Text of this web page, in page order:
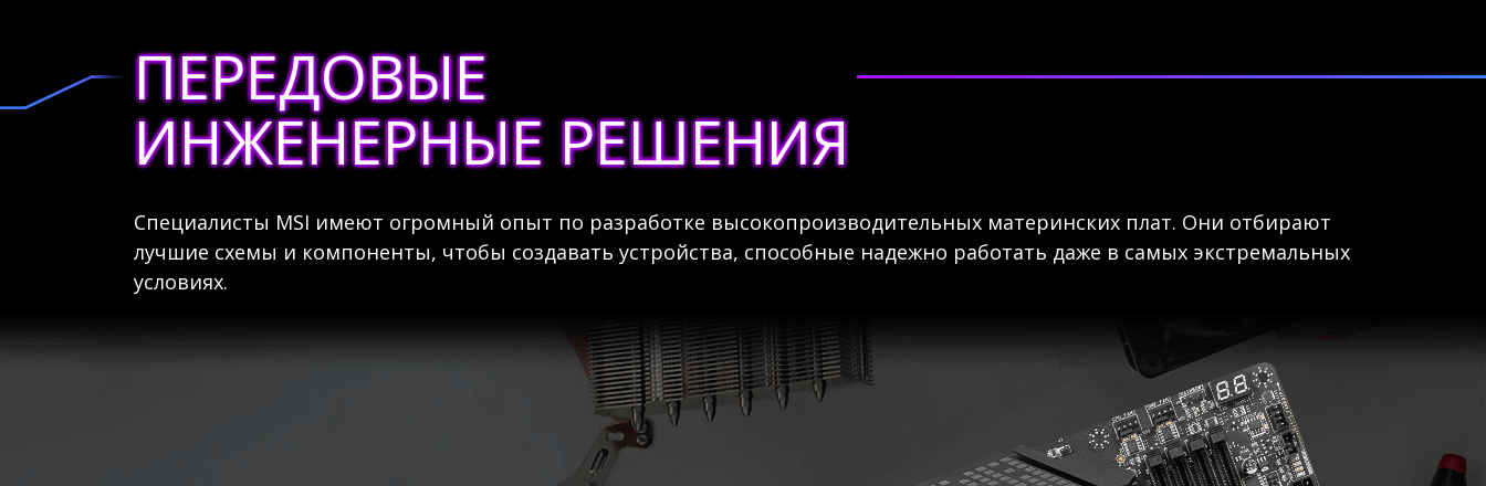
ПЕРЕДОВЫЕ
ИНЖЕНЕРНЫЕ РЕШЕНИЯ
Специалисты MSI имеют огромный опыт по разработке высокопроизводительных материнских плат. Они отбирают
лучшие схемы и компоненты, чтобы создавать устройства, способные надежно работать даже в самых экстремальных
условиях.